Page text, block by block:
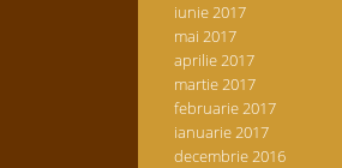
iunie 2017
mai 2017
aprilie 2017
martie 2017
februarie 2017
ianuarie 2017
decembrie 2016